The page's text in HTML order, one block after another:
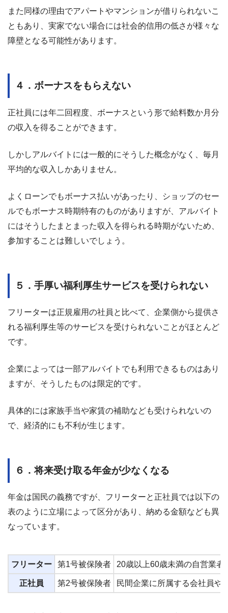
また同様の理由でアパートやマンションが借りられないこ
ともあり、実家でない場合には社会的信用の低さが様々な
障壁となる可能性があります。
４．ボーナスをもらえない
正社員には年二回程度、ボーナスという形で給料数か月分
の収入を得ることができます。
しかしアルバイトには一般的にそうした概念がなく、毎月
平均的な収入しかありません。
よくローンでもボーナス払いがあったり、ショップのセー
ルでもボーナス時期特有のものがありますが、アルバイト
にはそうしたまとまった収入を得られる時期がないため、
参加することは難しいでしょう。
５．手厚い福利厚生サービスを受けられない
フリーターは正規雇用の社員と比べて、企業側から提供さ
れる福利厚生等のサービスを受けられないことがほとんど
です。
企業によっては一部アルバイトでも利用できるものはあり
ますが、そうしたものは限定的です。
具体的には家族手当や家賃の補助なども受けられないの
で、経済的にも不利が生じます。
６．将来受け取る年金が少なくなる
年金は国民の義務ですが、フリーターと正社員では以下の
表のように立場によって区分があり、納める金額なども異
なっています。
フリーター 第1号被保険者 20歳以上60歳未満の自営業
正社員 第2号被保険者 民間企業に所属する会社員や